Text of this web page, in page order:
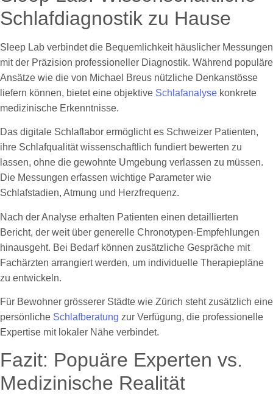
Schlafdiagnostik zu Hause
Sleep Lab verbindet die Bequemlichkeit häuslicher Messungen
mit der Präzision professioneller Diagnostik. Während populäre
Ansätze wie die von Michael Breus nützliche Denkanstösse
liefern können, bietet eine objektive Schlafanalyse konkrete
medizinische Erkenntnisse.
Das digitale Schlaflabor ermöglicht es Schweizer Patienten,
ihre Schlafqualität wissenschaftlich fundiert bewerten zu
lassen, ohne die gewohnte Umgebung verlassen zu müssen.
Die Messungen erfassen wichtige Parameter wie
Schlafstadien, Atmung und Herzfrequenz.
Nach der Analyse erhalten Patienten einen detaillierten
Bericht, der weit über generelle Chronotypen-Empfehlungen
hinausgeht. Bei Bedarf können zusätzliche Gespräche mit
Fachärzten arrangiert werden, um individuelle Therapiepläne
zu entwickeln.
Für Bewohner grösserer Städte wie Zürich steht zusätzlich eine
persönliche Schlafberatung zur Verfügung, die professionelle
Expertise mit lokaler Nähe verbindet.
Fazit: Popuäre Experten vs.
Medizinische Realität